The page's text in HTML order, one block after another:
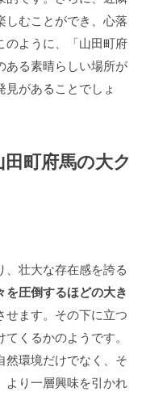
しむことができ、心落
のように、「山田町府
ある素晴らしい場所が
があることでしょ
町府馬の大ク
、壮大な存在感を誇る
を圧倒するほどの大き
せます。その下に立つ
くるかのようです。
然環境だけでなく、そ
より一層興味を引かれ